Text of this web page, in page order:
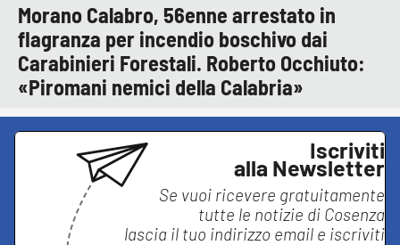
Morano Calabro, 56enne arrestato in
flagranza per incendio boschivo dai
Carabinieri Forestali. Roberto Occhiuto:
«Piromani nemici della Calabria»
Iscriviti
alla Newsletter
Se vuoi ricevere gratuitamente
tutte le notizie di Cosenza
lascia il tuo indirizzo email e iscriviti